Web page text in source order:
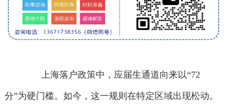
上海落户政策中，应届生通道向来以“72
分”为硬门槛。如今，这一规则在特定区域出现松动。